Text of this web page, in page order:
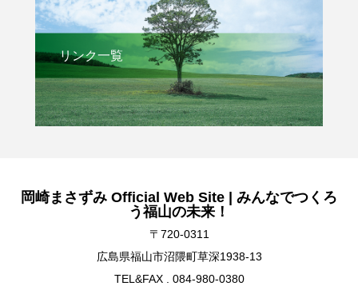
リンク一覧
岡崎まさずみ Official Web Site | みんなでつくろ
う福山の未来！
〒720-0311
広島県福山市沼隈町草深1938-13
TEL&FAX . 084-980-0380